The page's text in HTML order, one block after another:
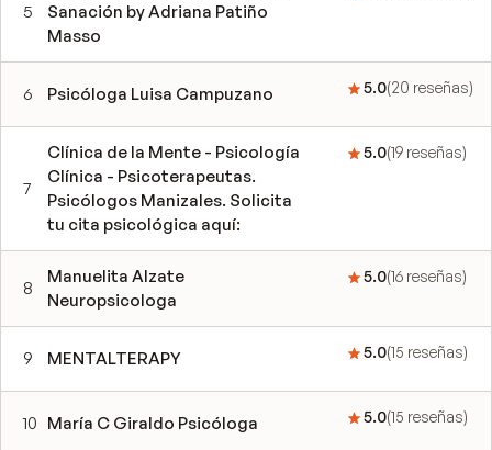
5
Sanación by Adriana Patiño
Masso
6 Psicóloga Luisa Campuzano 5.0(20 reseñas)
7
Clínica de la Mente - Psicología
Clínica - Psicoterapeutas.
Psicólogos Manizales. Solicita
tu cita psicológica aquí:
5.0(19 reseñas)
8
Manuelita Alzate
Neuropsicologa
5.0(16 reseñas)
9 MENTALTERAPY 5.0(15 reseñas)
10 María C Giraldo Psicóloga 5.0(15 reseñas)